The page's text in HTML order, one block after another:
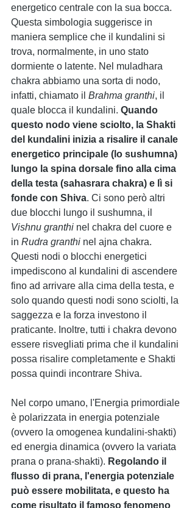
energetico centrale con la sua bocca.
Questa simbologia suggerisce in
maniera semplice che il kundalini si
trova, normalmente, in uno stato
dormiente o latente. Nel muladhara
chakra abbiamo una sorta di nodo,
infatti, chiamato il Brahma granthi, il
quale blocca il kundalini. Quando
questo nodo viene sciolto, la Shakti
del kundalini inizia a risalire il canale
energetico principale (lo sushumna)
lungo la spina dorsale fino alla cima
della testa (sahasrara chakra) e lì si
fonde con Shiva. Ci sono però altri
due blocchi lungo il sushumna, il
Vishnu granthi nel chakra del cuore e
in Rudra granthi nel ajna chakra.
Questi nodi o blocchi energetici
impediscono al kundalini di ascendere
fino ad arrivare alla cima della testa, e
solo quando questi nodi sono sciolti, la
saggezza e la forza investono il
praticante. Inoltre, tutti i chakra devono
essere risvegliati prima che il kundalini
possa risalire completamente e Shakti
possa quindi incontrare Shiva.
Nel corpo umano, l'Energia primordiale
è polarizzata in energia potenziale
(ovvero la omogenea kundalini-shakti)
ed energia dinamica (ovvero la variata
prana o prana-shakti). Regolando il
flusso di prana, l'energia potenziale
può essere mobilitata, e questo ha
come risultato il famoso fenomeno